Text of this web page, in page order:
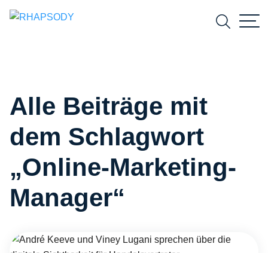
Suchen
Alle Beiträge mit
dem Schlagwort
„Online-Marketing-
Manager“